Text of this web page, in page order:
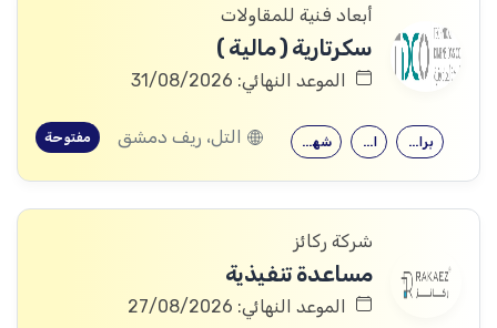
أبعاد فنية للمقاولات
سكرتارية ( مالية )
الموعد النهائي: 31/08/2026
شهادة جامعية الاقتصاد برامج اوفيس التل، ريف دمشق مفتوحة
شركة ركائز
مساعدة تنفيذية
الموعد النهائي: 27/08/2026